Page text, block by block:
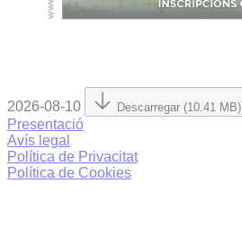
2026-08-10 Descarregar (10.41 MB)
Presentació
Avís legal
Política de Privacitat
Política de Cookies